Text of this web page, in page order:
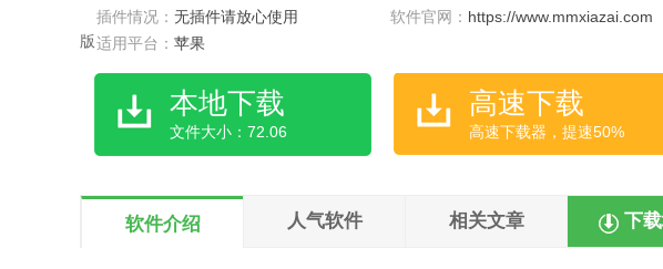
插件情况： 无插件请放心使用 软件官网： https://www.mmxiazai.com
适用平台： 苹果
本地下载
文件大小：72.06
高速下载
高速下载器，提速50%
软件介绍 人气软件 相关文章 下